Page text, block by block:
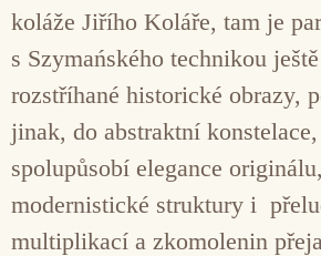
koláže Jiřího Koláře, tam je
s Szymańského technikou
rozstříhané historické obrazy,
jinak, do abstraktní
spolupůsobí elegance
modernistické struktury i
multiplikací a zkomolenin